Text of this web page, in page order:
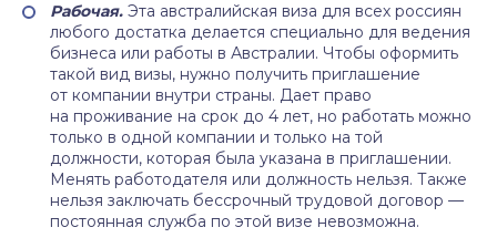
Рабочая. Эта австралийская виза для всех россиян
любого достатка делается специально для ведения
бизнеса или работы в Австралии. Чтобы оформить
такой вид визы, нужно получить приглашение
от компании внутри страны. Дает право
на проживание на срок до 4 лет, но работать можно
только в одной компании и только на той
должности, которая была указана в приглашении.
Менять работодателя или должность нельзя. Также
нельзя заключать бессрочный трудовой договор —
постоянная служба по этой визе невозможна.